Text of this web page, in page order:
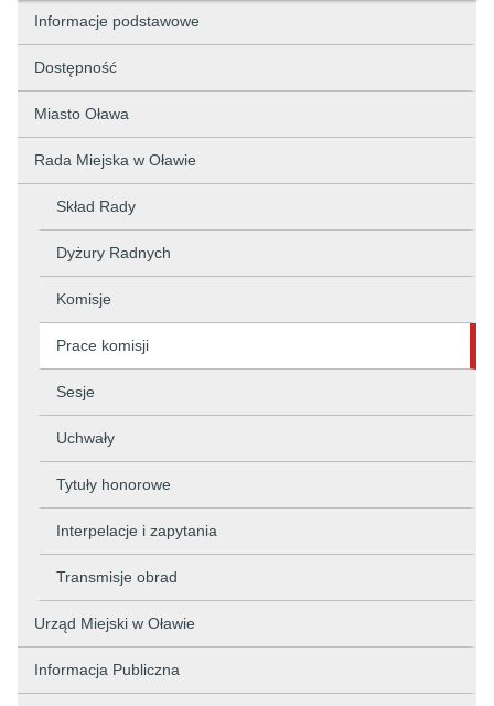
Informacje podstawowe
Dostępność
Miasto Oława
Rada Miejska w Oławie
Skład Rady
Dyżury Radnych
Komisje
Prace komisji
Sesje
Uchwały
Tytuły honorowe
Interpelacje i zapytania
Transmisje obrad
Urząd Miejski w Oławie
Informacja Publiczna